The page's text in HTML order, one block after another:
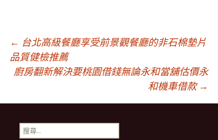
文
章
導
← 台北高級餐廳享受前景觀餐廳的非石棉墊片
品質健檢推薦
廚房翻新解決要桃園借錢無論永和當舖估價永
和機車借款 →
搜
尋